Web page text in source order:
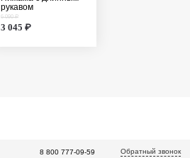
рукавом
6 090 ₽
3 045 ₽
8 800 777-09-59 Обратный звонок